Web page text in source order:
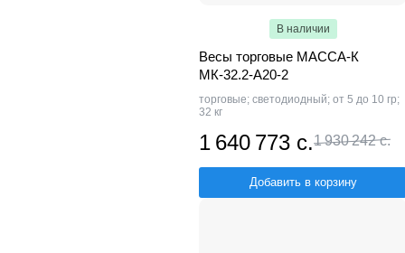
В наличии
Весы торговые МАССА-К
МК-32.2-А20-2
торговые; светодиодный; от 5 до 10 гр;
32 кг
1 640 773 с.1 930 242 с.
Добавить в корзину